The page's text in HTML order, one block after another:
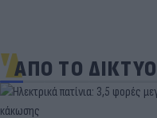
ΑΠΟ ΤΟ ΔΙΚΤΥΟ